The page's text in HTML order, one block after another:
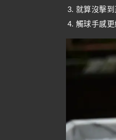
就算沒擊
觸球手感